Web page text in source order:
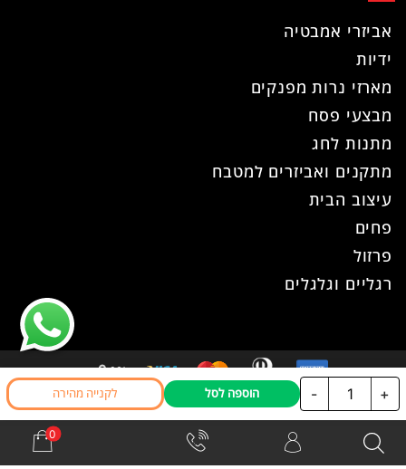
אביזרי אמבטיה
ידיות
מארזי נרות מפנקים
מבצעי פסח
מתנות לחג
מתקנים ואביזרים למטבח
עיצוב הבית
פחים
פרזול
רגליים וגלגלים
כל הזכויות שמורות ל- עוז פרזול © 2026
אתר זה נבנה ועוצב ע"יWPhome
+
כמות
של
ידית
כפתור
- הוספה לסל לקנייה מהירה